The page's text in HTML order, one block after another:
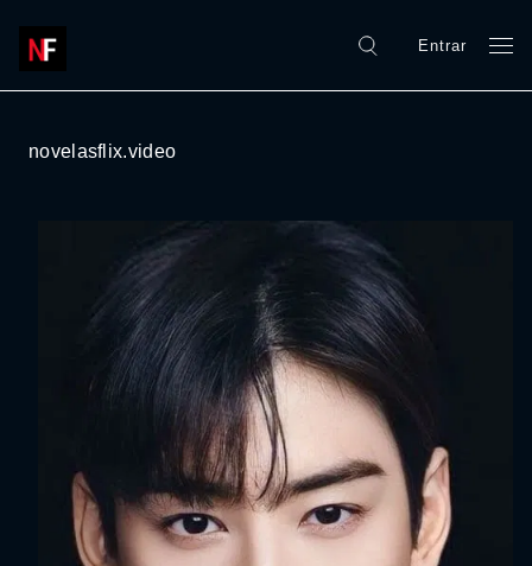
Entrar
novelasflix.video